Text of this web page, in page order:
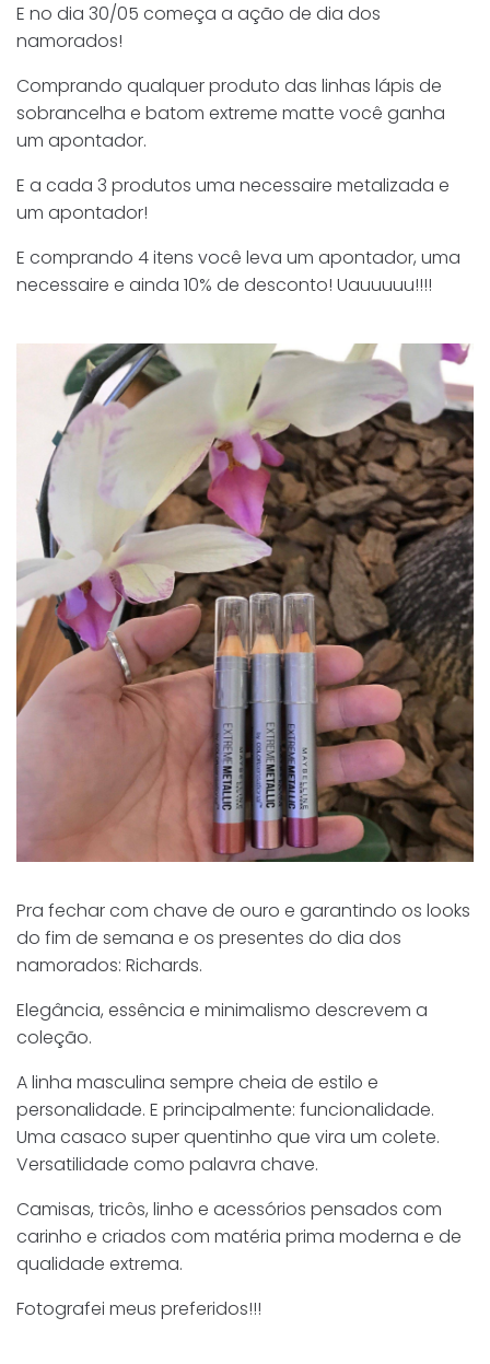
E no dia 30/05 começa a ação de dia dos
namorados!
Comprando qualquer produto das linhas lápis de
sobrancelha e batom extreme matte você ganha
um apontador.
E a cada 3 produtos uma necessaire metalizada e
um apontador!
E comprando 4 itens você leva um apontador, uma
necessaire e ainda 10% de desconto! Uauuuuu!!!!
Pra fechar com chave de ouro e garantindo os looks
do fim de semana e os presentes do dia dos
namorados: Richards.
Elegância, essência e minimalismo descrevem a
coleção.
A linha masculina sempre cheia de estilo e
personalidade. E principalmente: funcionalidade.
Uma casaco super quentinho que vira um colete.
Versatilidade como palavra chave.
Camisas, tricôs, linho e acessórios pensados com
carinho e criados com matéria prima moderna e de
qualidade extrema.
Fotografei meus preferidos!!!